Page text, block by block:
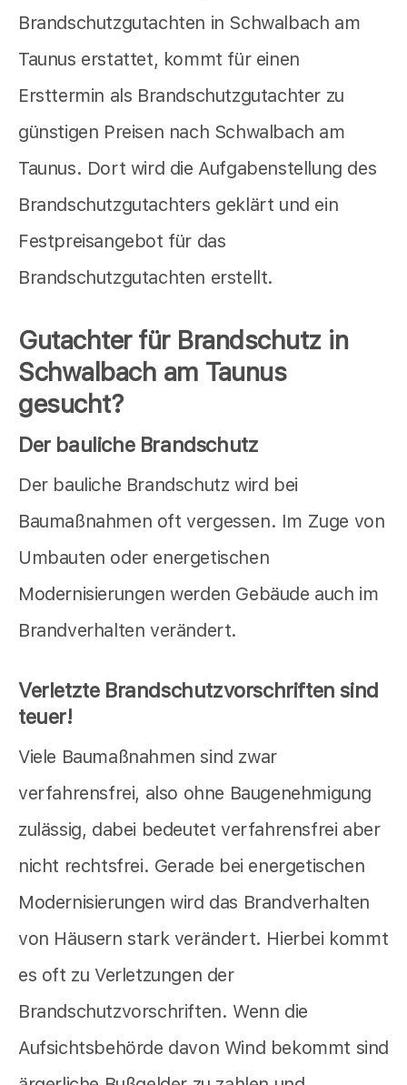
Brandschutzgutachten in Schwalbach am
Taunus erstattet, kommt für einen
Ersttermin als Brandschutzgutachter zu
günstigen Preisen nach Schwalbach am
Taunus. Dort wird die Aufgabenstellung des
Brandschutzgutachters geklärt und ein
Festpreisangebot für das
Brandschutzgutachten erstellt.
Gutachter für Brandschutz in
Schwalbach am Taunus
gesucht?
Der bauliche Brandschutz
Der bauliche Brandschutz wird bei
Baumaßnahmen oft vergessen. Im Zuge von
Umbauten oder energetischen
Modernisierungen werden Gebäude auch im
Brandverhalten verändert.
Verletzte Brandschutzvorschriften sind
teuer!
Viele Baumaßnahmen sind zwar
verfahrensfrei, also ohne Baugenehmigung
zulässig, dabei bedeutet verfahrensfrei aber
nicht rechtsfrei. Gerade bei energetischen
Modernisierungen wird das Brandverhalten
von Häusern stark verändert. Hierbei kommt
es oft zu Verletzungen der
Brandschutzvorschriften. Wenn die
Aufsichtsbehörde davon Wind bekommt sind